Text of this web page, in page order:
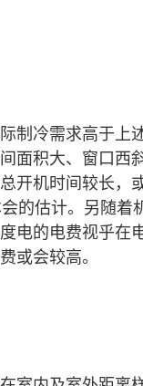
制冷需求高于上
面积大、窗口西
开机时间较长，
的估计。另随着
电的电费视乎在
或会较高。